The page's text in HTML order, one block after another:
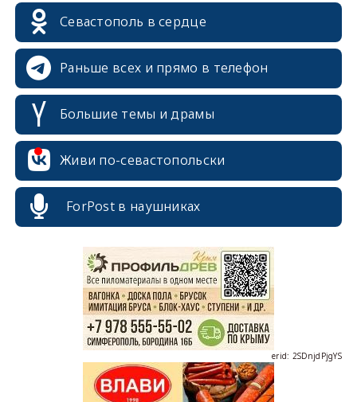
Севастополь в сердце
Раньше всех и прямо в телефон
Большие темы и драмы
Живи по-севастопольски
ForPost в наушниках
erid: 2SDnjcrDNw6